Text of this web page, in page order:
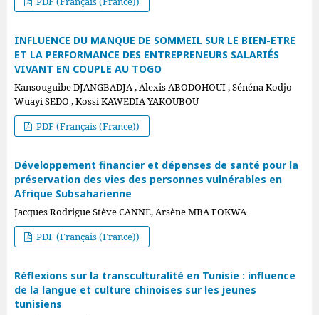
INFLUENCE DU MANQUE DE SOMMEIL SUR LE BIEN-ETRE
ET LA PERFORMANCE DES ENTREPRENEURS SALARIÉS
VIVANT EN COUPLE AU TOGO
Kansouguibe DJANGBADJA , Alexis ABODOHOUI , Sénéna Kodjo
Wuayi SEDO , Kossi KAWEDIA YAKOUBOU
PDF (Français (France))
Développement financier et dépenses de santé pour la
préservation des vies des personnes vulnérables en
Afrique Subsaharienne
Jacques Rodrigue Stève CANNE, Arsène MBA FOKWA
PDF (Français (France))
Réflexions sur la transculturalité en Tunisie : influence
de la langue et culture chinoises sur les jeunes
tunisiens